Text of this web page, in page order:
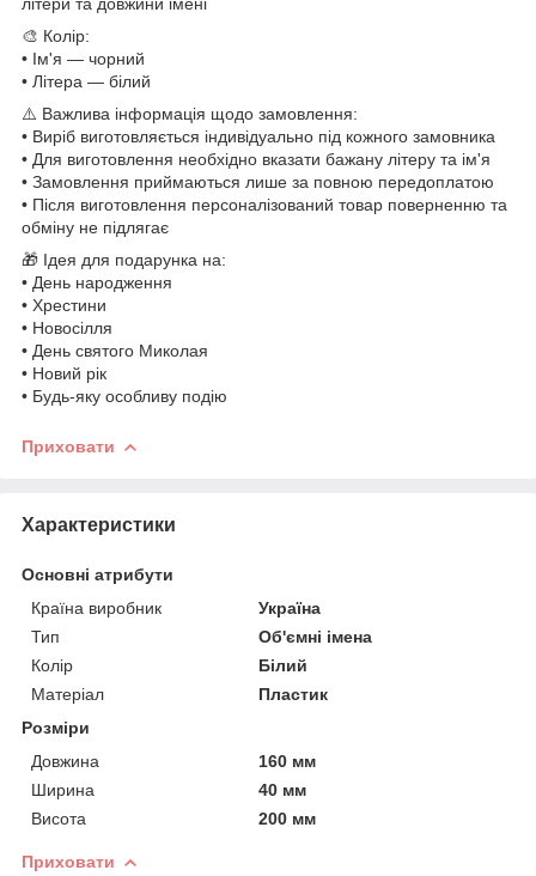
🎨 Колір:
• Ім'я — чорний
• Літера — білий
⚠️ Важлива інформація щодо замовлення:
• Виріб виготовляється індивідуально під кожного замовника
• Для виготовлення необхідно вказати бажану літеру та ім'я
• Замовлення приймаються лише за повною передоплатою
• Після виготовлення персоналізований товар поверненню та
обміну не підлягає
🎁 Ідея для подарунка на:
• День народження
• Хрестини
• Новосілля
• День святого Миколая
• Новий рік
• Будь-яку особливу подію
Приховати
Характеристики
Основні атрибути
Країна виробник
Україна
Тип
Об'ємні імена
Колір
Білий
Матеріал
Пластик
Розміри
Довжина
160 мм
Ширина
40 мм
Висота
200 мм
Приховати